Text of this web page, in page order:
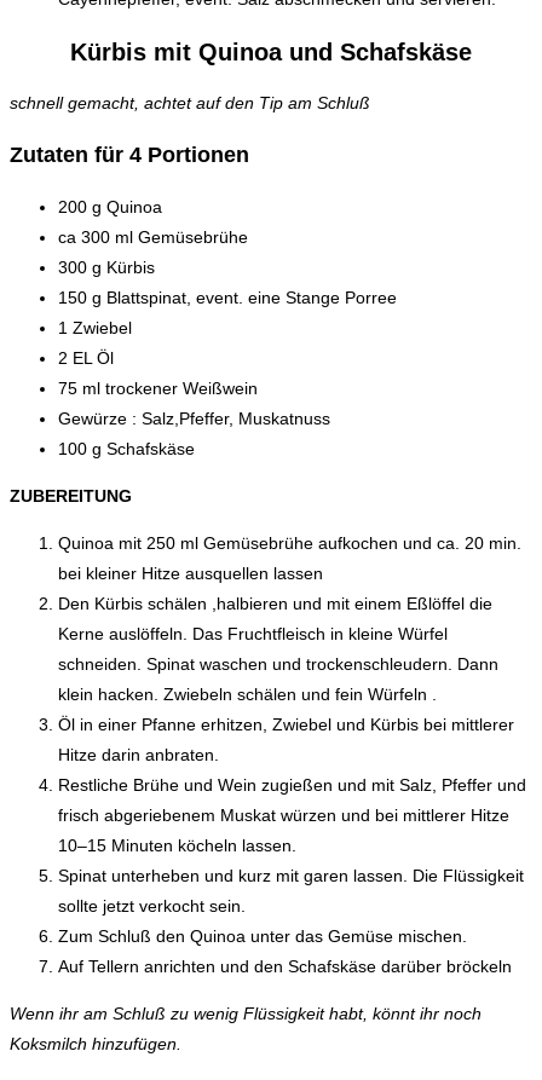
Kürbis mit Quinoa und Schafskäse
schnell gemacht, achtet auf den Tip am Schluß
Zutaten für 4 Portionen
200 g Quinoa
ca 300 ml Gemüsebrühe
300 g Kürbis
150 g Blattspinat, event. eine Stange Porree
1 Zwiebel
2 EL Öl
75 ml trockener Weißwein
Gewürze : Salz,Pfeffer, Muskatnuss
100 g Schafskäse
ZUBEREITUNG
Quinoa mit 250 ml Gemüsebrühe aufkochen und ca. 20 min.
bei kleiner Hitze ausquellen lassen
Den Kürbis schälen ,halbieren und mit einem Eßlöffel die
Kerne auslöffeln. Das Fruchtfleisch in kleine Würfel
schneiden. Spinat waschen und trockenschleudern. Dann
klein hacken. Zwiebeln schälen und fein Würfeln .
Öl in einer Pfanne erhitzen, Zwiebel und Kürbis bei mittlerer
Hitze darin anbraten.
Restliche Brühe und Wein zugießen und mit Salz, Pfeffer und
frisch abgeriebenem Muskat würzen und bei mittlerer Hitze
10–15 Minuten köcheln lassen.
Spinat unterheben und kurz mit garen lassen. Die Flüssigkeit
sollte jetzt verkocht sein.
Zum Schluß den Quinoa unter das Gemüse mischen.
Auf Tellern anrichten und den Schafskäse darüber bröckeln
Wenn ihr am Schluß zu wenig Flüssigkeit habt, könnt ihr noch
Koksmilch hinzufügen.